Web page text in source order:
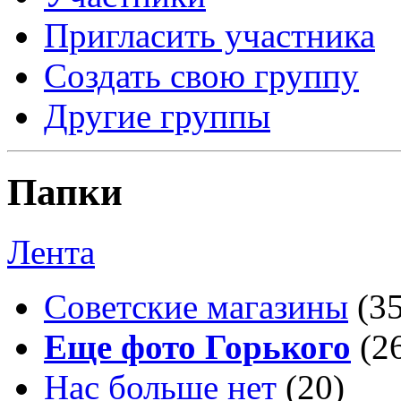
Пригласить участника
Создать свою группу
Другие группы
Папки
Лента
Советские магазины
Еще фото Горького
Нас больше нет (20)